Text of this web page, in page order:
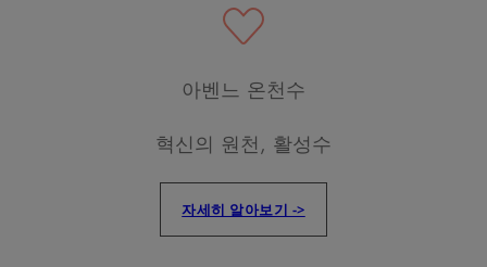
아벤느 온천수
혁신의 원천, 활성수
자세히 알아보기 ->